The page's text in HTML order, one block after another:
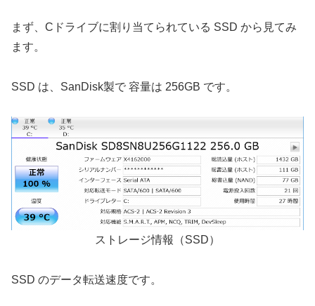
まず、Cドライブに割り当てられている SSD から見てみ
ます。
SSD は、SanDisk製で 容量は 256GB です。
ストレージ情報（SSD）
SSD のデータ転送速度です。